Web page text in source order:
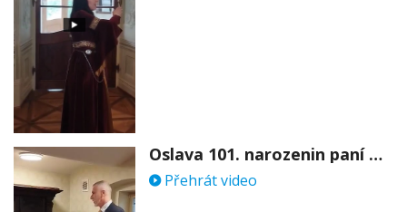
Oslava 101. narozenin paní Věry Skořepové
Přehrát video